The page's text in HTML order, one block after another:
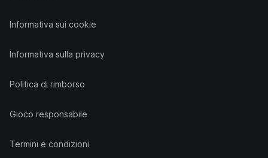
Informativa sui cookie
Informativa sulla privacy
Politica di rimborso
Gioco responsabile
Termini e condizioni